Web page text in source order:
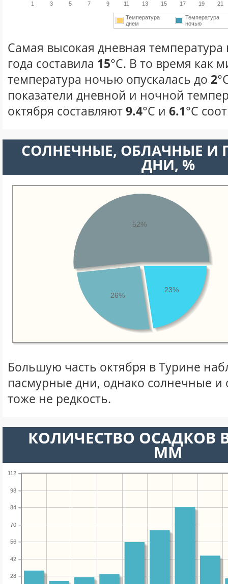
1 3 5 7 9 11 13 15 17 19 21
Температура
днем
Температура
ночью
Самая высокая дневная температура
года составила 15°С. В то время как
температура ночью опускалась до 2
показатели дневной и ночной
октября составляют9.4°С и 6.1°С
CОЛНЕЧНЫЕ, ОБЛАЧНЫЕ И
ДНИ, %
23%
26%
52%
Большую часть октября в Турине
пасмурные дни, однако солнечные
тоже не редкость.
КОЛИЧЕСТВО ОСАДКОВ
ММ
28
42
56
70
84
98
112